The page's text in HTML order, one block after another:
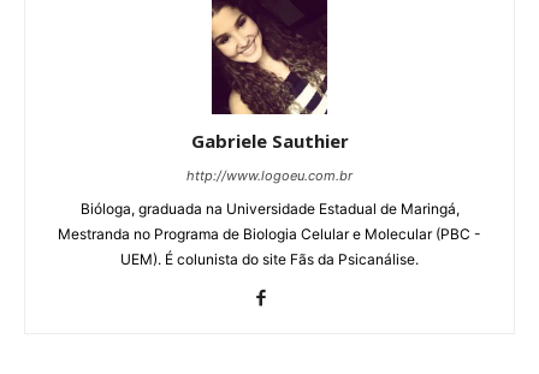
Gabriele Sauthier
http://www.logoeu.com.br
Bióloga, graduada na Universidade Estadual de Maringá,
Mestranda no Programa de Biologia Celular e Molecular (PBC -
UEM). É colunista do site Fãs da Psicanálise.